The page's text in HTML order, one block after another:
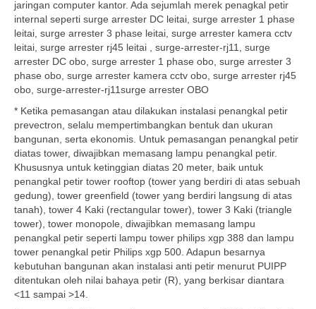
jaringan computer kantor. Ada sejumlah merek penagkal petir
internal seperti surge arrester DC leitai, surge arrester 1 phase
leitai, surge arrester 3 phase leitai, surge arrester kamera cctv
leitai, surge arrester rj45 leitai , surge-arrester-rj11, surge
arrester DC obo, surge arrester 1 phase obo, surge arrester 3
phase obo, surge arrester kamera cctv obo, surge arrester rj45
obo, surge-arrester-rj11surge arrester OBO
* Ketika pemasangan atau dilakukan instalasi penangkal petir
prevectron, selalu mempertimbangkan bentuk dan ukuran
bangunan, serta ekonomis. Untuk pemasangan penangkal petir
diatas tower, diwajibkan memasang lampu penangkal petir.
Khususnya untuk ketinggian diatas 20 meter, baik untuk
penangkal petir tower rooftop (tower yang berdiri di atas sebuah
gedung), tower greenfield (tower yang berdiri langsung di atas
tanah), tower 4 Kaki (rectangular tower), tower 3 Kaki (triangle
tower), tower monopole, diwajibkan memasang lampu
penangkal petir seperti lampu tower philips xgp 388 dan lampu
tower penangkal petir Philips xgp 500. Adapun besarnya
kebutuhan bangunan akan instalasi anti petir menurut PUIPP
ditentukan oleh nilai bahaya petir (R), yang berkisar diantara
<11 sampai >14.